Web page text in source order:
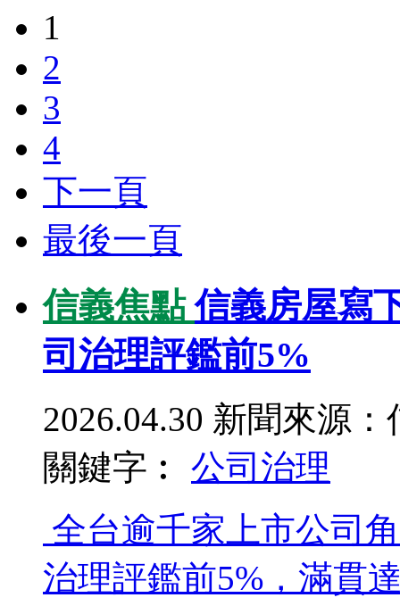
1
2
3
4
下一頁
最後一頁
信義焦點信義房屋寫
司治理評鑑前5%
2026.04.30 新聞來源：
關鍵字︰ 公司治理
全台逾千家上市公司
治理評鑑前5%，滿貫